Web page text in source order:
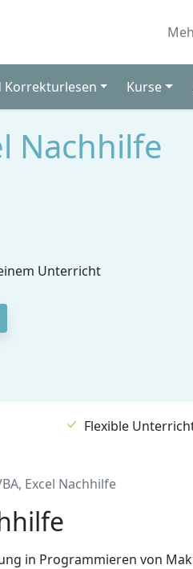
Korrekturlesen Kurse
Nachhilfe
Unterricht
Flexible
Excel Nachhilfe
in Programmieren von